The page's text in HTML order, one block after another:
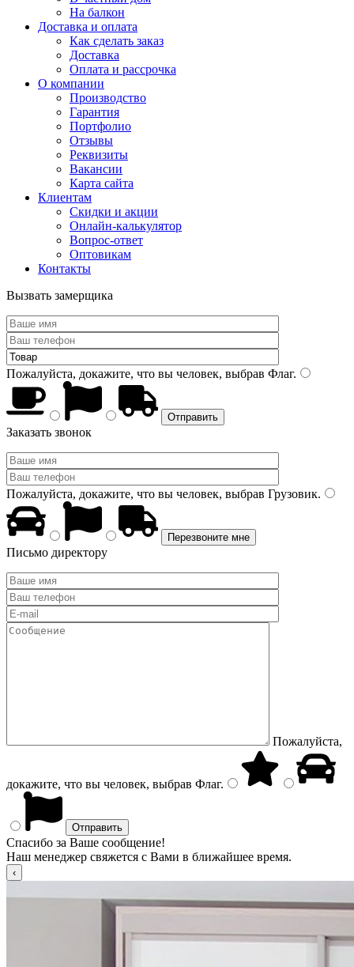
На балкон
Доставка и оплата
Как сделать заказ
Доставка
Оплата и рассрочка
О компании
Производство
Гарантия
Портфолио
Отзывы
Реквизиты
Вакансии
Карта сайта
Клиентам
Скидки и акции
Онлайн-калькулятор
Вопрос-ответ
Оптовикам
Контакты
Вызвать замерщика
Пожалуйста, докажите, что вы человек, выбрав Флаг.
Заказать звонок
Пожалуйста, докажите, что вы человек, выбрав Грузовик.
Письмо директору
Пожалуйста,
докажите, что вы человек, выбрав Флаг.
Спасибо за Ваше сообщение!
Наш менеджер свяжется с Вами в ближайшее время.